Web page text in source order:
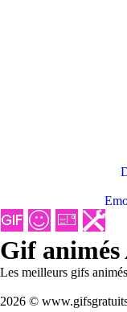
Gif
Les meilleurs gifs
2026 ©